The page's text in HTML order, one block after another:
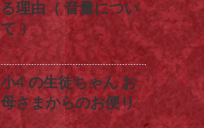
る理由（ 音量につい
て ）
小4 の生徒ちゃん お
母さまからのお便り